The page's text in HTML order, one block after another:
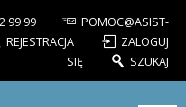
99 99
POMOC@ASIST-
REJESTRACJA
ZALOGUJ
SIĘ
SZUKAJ